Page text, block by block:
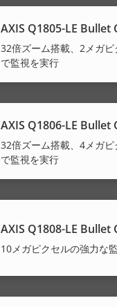
AXIS Q1805-LE Bullet
32倍ズーム搭載、2メガ
で監視を実行
AXIS Q1806-LE Bullet
32倍ズーム搭載、4メガ
で監視を実行
AXIS Q1808-LE Bullet
10メガピクセルの強力な